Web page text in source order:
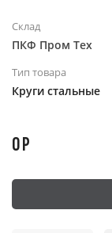
Склад
ПКФ Пром Тех
Тип товара
Круги стальные
0 Р